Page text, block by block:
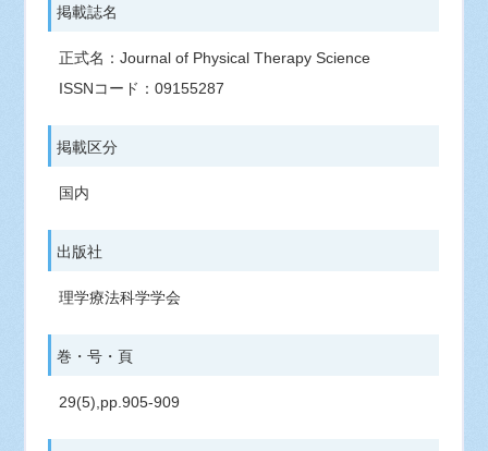
掲載誌名
正式名：Journal of Physical Therapy Science
ISSNコード：09155287
掲載区分
国内
出版社
理学療法科学学会
巻・号・頁
29(5),pp.905-909